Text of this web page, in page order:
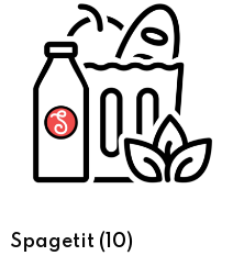
Spagetit (10)